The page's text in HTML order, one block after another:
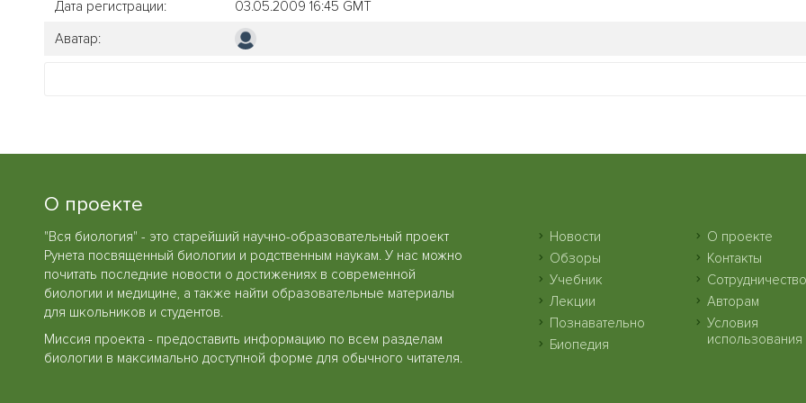
Дата регистрации:
03.05.2009 16:45 GMT
Аватар:
О проекте
"Вся биология" - это старейший научно-образовательный проект
Рунета посвященный биологии и родственным наукам. У нас можно
почитать последние новости о достижениях в современной
биологии и медицине, а также найти образовательные материалы
для школьников и студентов.
Миссия проекта - предоставить информацию по всем разделам
биологии в максимально доступной форме для обычного читателя.
Новости
Обзоры
Учебник
Лекции
Познавательно
Биопедия
О проекте
Контакты
Сотрудничество
Авторам
Условия
использования